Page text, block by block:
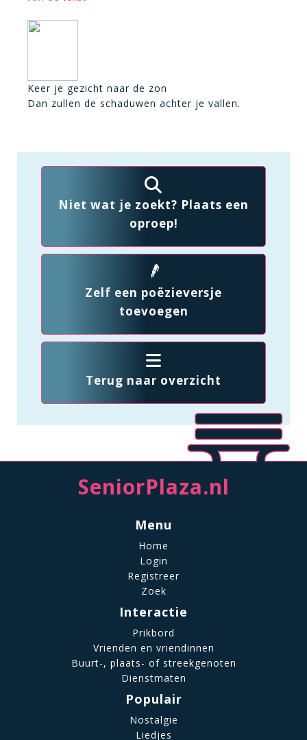
Keer je gezicht naar de zon
Dan zullen de schaduwen achter je vallen.
Niet wat je zoekt? Plaats een
oproep!
Zelf een poëzieversje
toevoegen
Terug naar overzicht
SeniorPlaza.nl
Menu
Home
Login
Registreer
Zoek
Interactie
Prikbord
Vrienden en vriendinnen
Buurt-, plaats- of streekgenoten
Dienstmaten
Populair
Nostalgie
Liedjes